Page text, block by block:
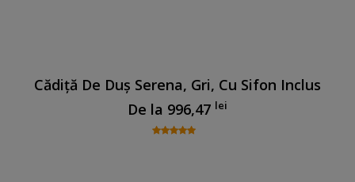
Cădiță De Duș Serena, Gri, Cu Sifon Inclus
De la 996,47 lei